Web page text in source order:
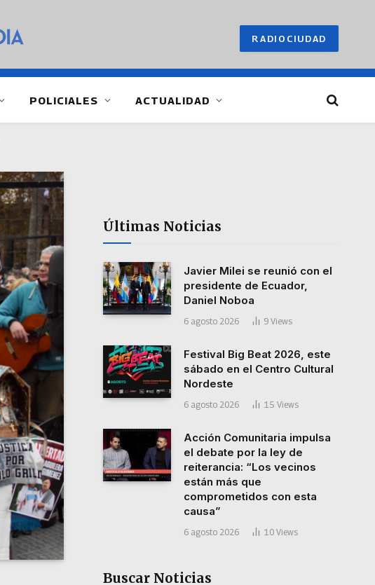
RADIOCIUDAD
POLICIALES ACTUALIDAD
Últimas Noticias
Javier Milei se reunió con el
presidente de Ecuador,
Daniel Noboa
6 agosto 2026 9 Views
Festival Big Beat 2026, este
sábado en el Centro Cultural
Nordeste
6 agosto 2026 15 Views
Acción Comunitaria impulsa
el debate por la ley de
reiterancia: “Los vecinos
están más que
comprometidos con esta
causa”
6 agosto 2026 10 Views
Buscar Noticias